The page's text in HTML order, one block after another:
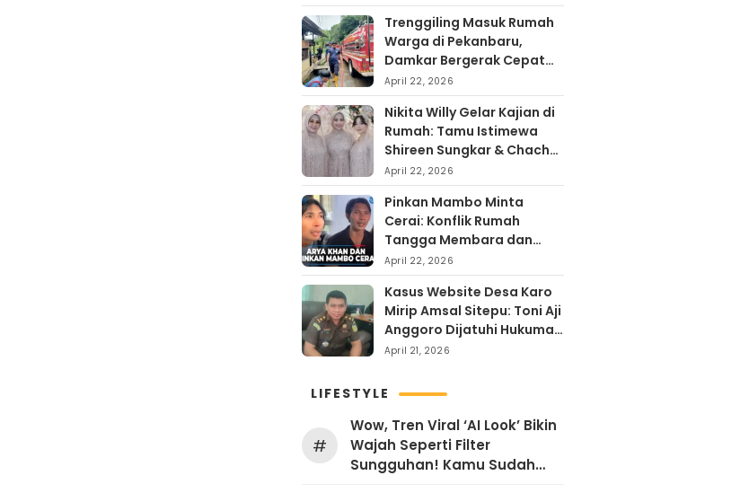
Trenggiling Masuk Rumah
Warga di Pekanbaru,
Damkar Bergerak Cepat
Lakukan Evakuasi Aman
April 22, 2026
Nikita Willy Gelar Kajian di
Rumah: Tamu Istimewa
Shireen Sungkar & Chacha
Frederika, Rayakan Hari
Kartini dengan
Kehangatan
April 22, 2026
Pinkan Mambo Minta
Cerai: Konflik Rumah
Tangga Membara dan
Kontroversi Uang Endorse
Arya Khan
April 22, 2026
Kasus Website Desa Karo
Mirip Amsal Sitepu: Toni Aji
Anggoro Dijatuhi Hukuman
Penjara
April 21, 2026
LIFESTYLE
#
Wow, Tren Viral ‘AI Look’ Bikin
Wajah Seperti Filter
Sungguhan! Kamu Sudah